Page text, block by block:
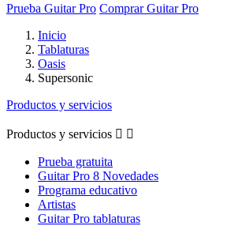
Prueba Guitar Pro Comprar Guitar Pro
Inicio
Tablaturas
Oasis
Supersonic
Productos y servicios
Productos y servicios  
Prueba gratuita
Guitar Pro 8 Novedades
Programa educativo
Artistas
Guitar Pro tablaturas